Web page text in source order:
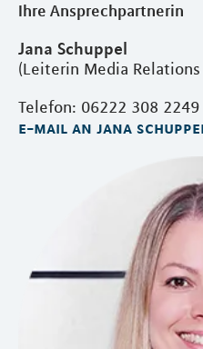
Ihre Ansprechpartnerin
Jana Schuppel
(Leiterin Media
Telefon: 06222 308 2249
e-mail an jana